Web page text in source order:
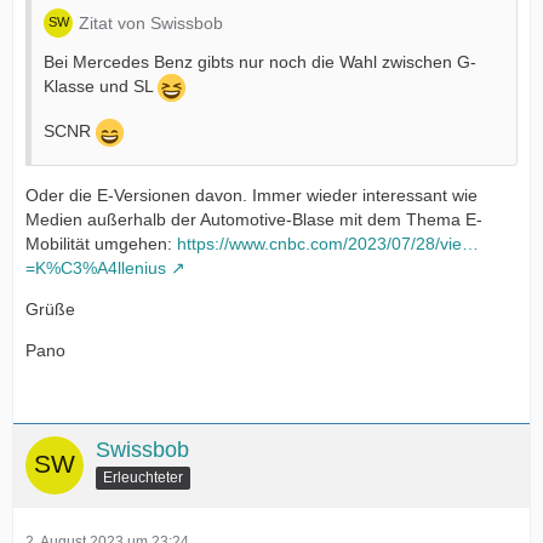
Zitat von Swissbob
Bei Mercedes Benz gibts nur noch die Wahl zwischen G-
Klasse und SL
SCNR
Oder die E-Versionen davon. Immer wieder interessant wie
Medien außerhalb der Automotive-Blase mit dem Thema E-
Mobilität umgehen: https://www.cnbc.com/2023/07/28/vie…
=K%C3%A4llenius
Grüße
Pano
Swissbob
Erleuchteter